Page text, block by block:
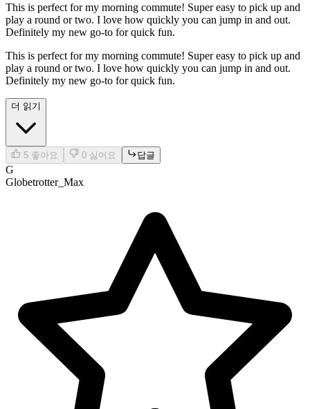
This is perfect for my morning commute! Super easy to pick up and
play a round or two. I love how quickly you can jump in and out.
Definitely my new go-to for quick fun.
This is perfect for my morning commute! Super easy to pick up and
play a round or two. I love how quickly you can jump in and out.
Definitely my new go-to for quick fun.
더 읽기
5 좋아요 0 싫어요 답글
G
Globetrotter_Max